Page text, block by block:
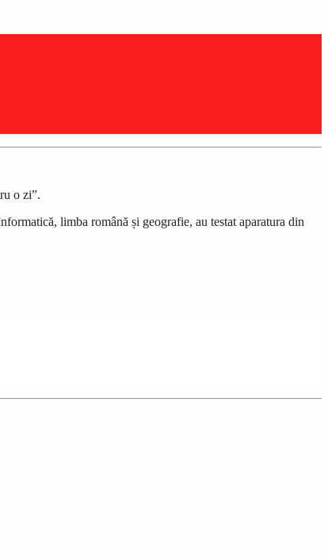
o zi”.
limba română și geografie, au testat aparatura din